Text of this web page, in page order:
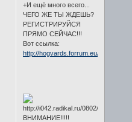
+И ещё много всего...
ЧЕГО ЖЕ ТЫ ЖДЕШЬ?
РЕГИСТРИРУЙСЯ
ПРЯМО СЕЙЧАС!!!
Вот ссылка:
http://hogvards.forrum.eu/
ВНИМАНИЕ!!!!!